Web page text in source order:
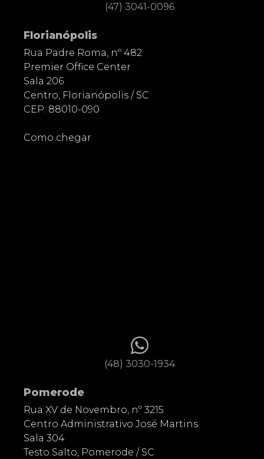
(47) 3041-0096
Florianópolis
Rua Padre Roma, nº 482
Premier Office Center
Sala 206
Centro, Florianópolis / SC
CEP: 88010-090
Como chegar
(48) 3030-1934
Pomerode
Rua XV de Novembro, nº 3215
Centro Administrativo José Martins
Sala 304
Testo Salto, Pomerode / SC